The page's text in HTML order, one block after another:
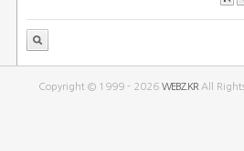
Copyright © 1999 - 2026WEBZ.KR All